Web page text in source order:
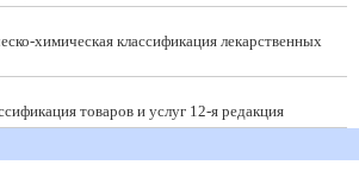
химическая классификация лекарственных
товаров и услуг 12-я редакция